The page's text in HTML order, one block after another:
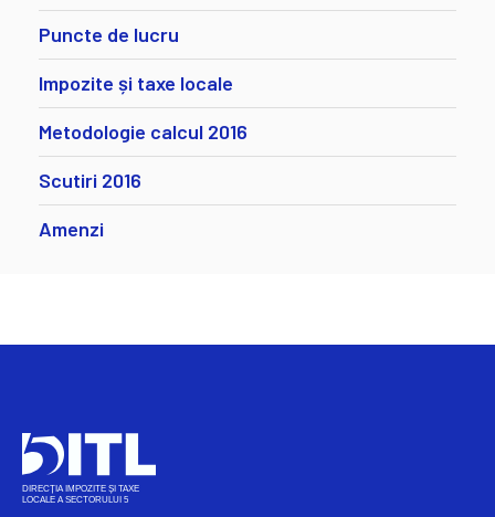
Puncte de lucru
Impozite și taxe locale
Metodologie calcul 2016
Scutiri 2016
Amenzi